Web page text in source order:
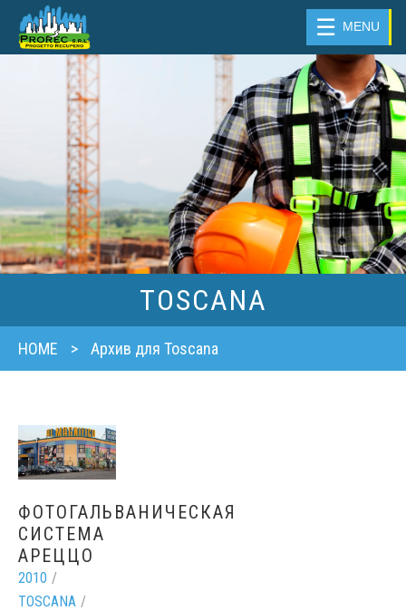
☰ MENU
TOSCANA
HOME > Архив для Toscana
ФОТОГАЛЬВАНИЧЕСКАЯ
СИСТЕМА
АРЕЦЦО
2010 /
TOSCANA /